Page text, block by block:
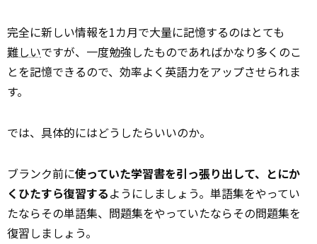
完全に新しい情報を1カ月で大量に記憶するのはとても
難しいですが、一度勉強したものであればかなり多くのこ
とを記憶できるので、効率よく英語力をアップさせられま
す。
では、具体的にはどうしたらいいのか。
ブランク前に使っていた学習書を引っ張り出して、とにか
くひたすら復習するようにしましょう。単語集をやってい
たならその単語集、問題集をやっていたならその問題集を
復習しましょう。